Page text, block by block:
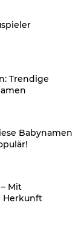
Trendige
Babynamen
Mit
Herkunft